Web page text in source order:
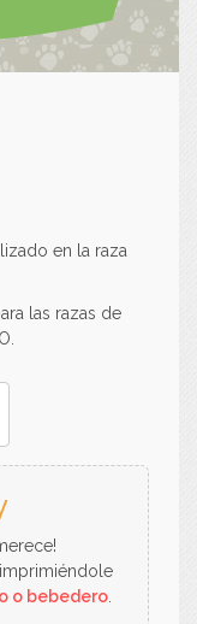
en la raza
las razas de
imprimiéndole
o bebedero.